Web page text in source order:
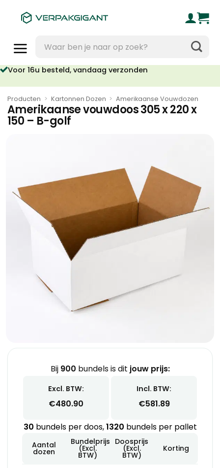
naar:
Voor 16u besteld, vandaag verzonden
Producten > Kartonnen Dozen > Amerikaanse Vouwdozen
Amerikaanse vouwdoos 305 x 220 x
150 – B-golf
Bij 900 bundels is dit jouw prijs:
Excl. BTW:
€480.90
Incl. BTW:
€581.89
30 bundels per doos,1320 bundels per pallet
Aantal
dozen
Bundelprijs
(Excl.
BTW)
Doosprijs
(Excl.
BTW)
Korting